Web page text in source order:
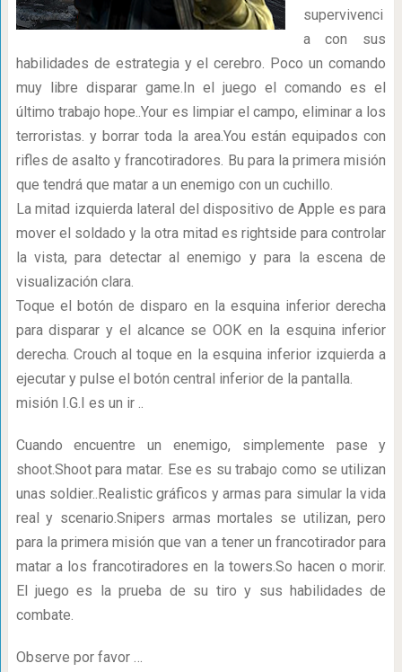
supervivenci
a con sus
habilidades de estrategia y el cerebro. Poco un comando
muy libre disparar game.In el juego el comando es el
último trabajo hope..Your es limpiar el campo, eliminar a los
terroristas. y borrar toda la area.You están equipados con
rifles de asalto y francotiradores. Bu para la primera misión
que tendrá que matar a un enemigo con un cuchillo.
La mitad izquierda lateral del dispositivo de Apple es para
mover el soldado y la otra mitad es rightside para controlar
la vista, para detectar al enemigo y para la escena de
visualización clara.
Toque el botón de disparo en la esquina inferior derecha
para disparar y el alcance se OOK en la esquina inferior
derecha. Crouch al toque en la esquina inferior izquierda a
ejecutar y pulse el botón central inferior de la pantalla.
misión I.G.I es un ir ..
Cuando encuentre un enemigo, simplemente pase y
shoot.Shoot para matar. Ese es su trabajo como se utilizan
unas soldier..Realistic gráficos y armas para simular la vida
real y scenario.Snipers armas mortales se utilizan, pero
para la primera misión que van a tener un francotirador para
matar a los francotiradores en la towers.So hacen o morir.
El juego es la prueba de su tiro y sus habilidades de
combate.
Observe por favor …